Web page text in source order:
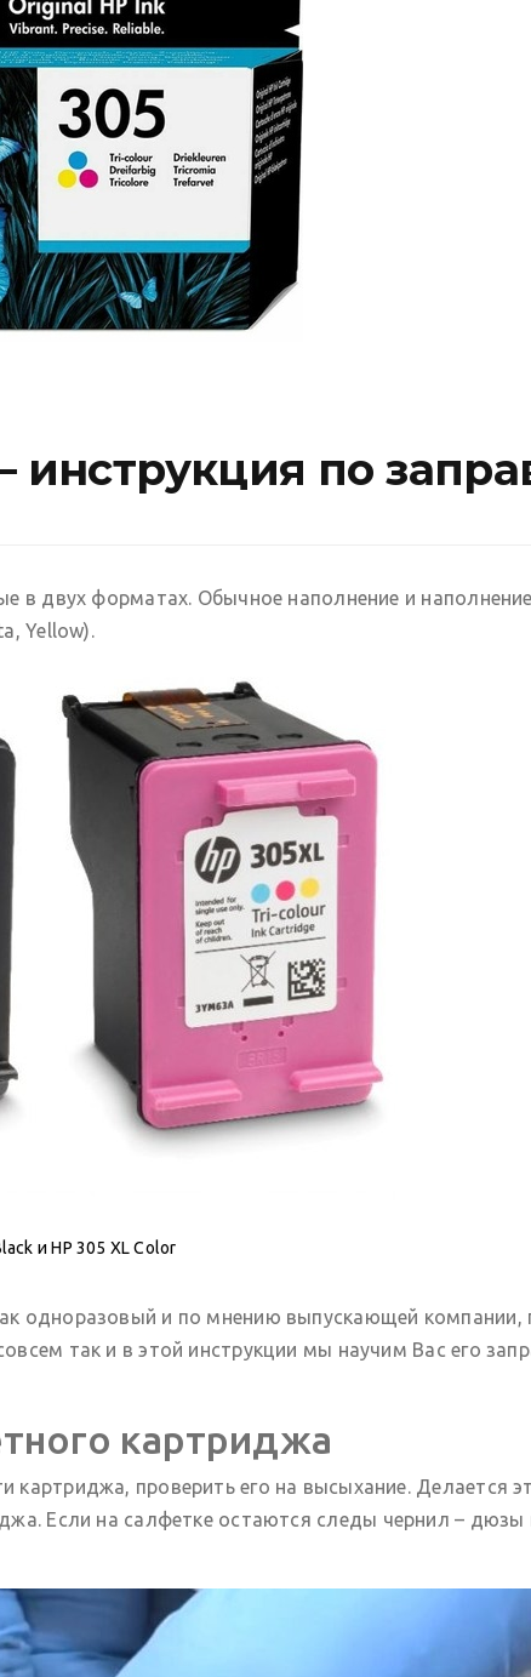
инструкция по
в двух форматах. Обычное наполнение и
Yellow).
и HP 305 XL Color
одноразовый и по мнению выпускающей компании,
так и в этой инструкции мы научим Вас его
картриджа
проверить его на высыхание. Делается
Если на салфетке остаются следы чернил –